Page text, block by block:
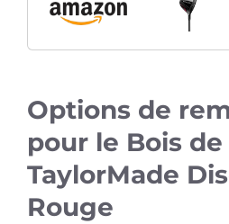
Options de
pour le Bois
TaylorMade
Rouge